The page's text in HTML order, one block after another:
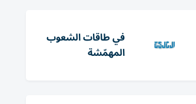
في طاقات الشعوب
المهمّشة